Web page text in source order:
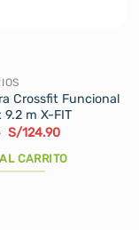
Crossfit Funcional
m X-FIT
El
original
era:
S/124.90El
actual
CARRITO